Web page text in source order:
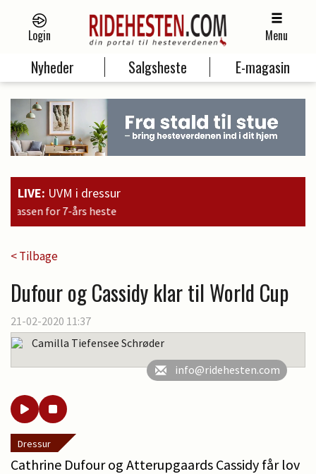
Login Menu
Nyheder Salgsheste E-magasin
LIVE: UVM i dressur
< Tilbage
Dufour og Cassidy klar til World Cup
21-02-2020 11:37
Camilla Tiefensee Schrøder
info@ridehesten.com
Dressur
Cathrine Dufour og Atterupgaards Cassidy får lov